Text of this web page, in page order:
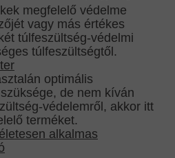
megfelelő védelme
vagy más értékes
túlfeszültség-védelmi
túlfeszültségtől.
optimális
de nem kíván
védelemről, akkor itt
terméket.
alkalmas